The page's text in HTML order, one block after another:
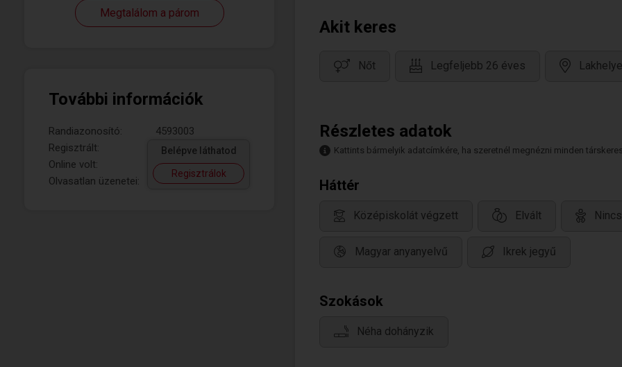
Megtalálom a párom
További információk
Randiazonosító:
4593003
Regisztrált:
Online volt:
Olvasatlan üzenetei:
Belépve láthatod
Regisztrálok
Akit keres
Nőt Legfeljebb 26 éves
Részletes adatok
Kattints bármelyik adatcímkére, ha szeretnél megnézni minden
Háttér
Középiskolát végzett Elvált
Magyar anyanyelvű Ikrek jegyű
Szokások
Néha dohányzik